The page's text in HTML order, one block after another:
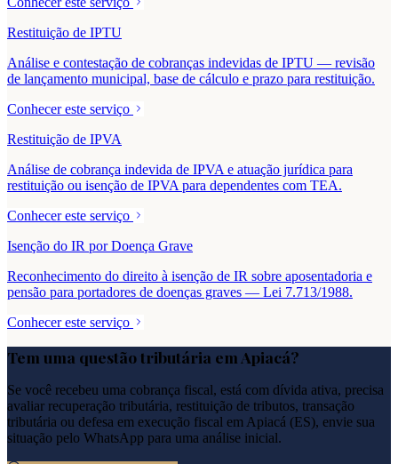
Restituição de IPTU
Análise e contestação de cobranças indevidas de IPTU — revisão
de lançamento municipal, base de cálculo e prazo para restituição.
Conhecer este serviço
Restituição de IPVA
Análise de cobrança indevida de IPVA e atuação jurídica para
restituição ou isenção de IPVA para dependentes com TEA.
Conhecer este serviço
Isenção do IR por Doença Grave
Reconhecimento do direito à isenção de IR sobre aposentadoria e
pensão para portadores de doenças graves — Lei 7.713/1988.
Conhecer este serviço
Tem uma questão tributária em Apiacá?
Se você recebeu uma cobrança fiscal, está com dívida ativa, precisa
avaliar recuperação tributária, restituição de tributos, transação
tributária ou defesa em execução fiscal em Apiacá (ES), envie sua
situação pelo WhatsApp para uma análise inicial.